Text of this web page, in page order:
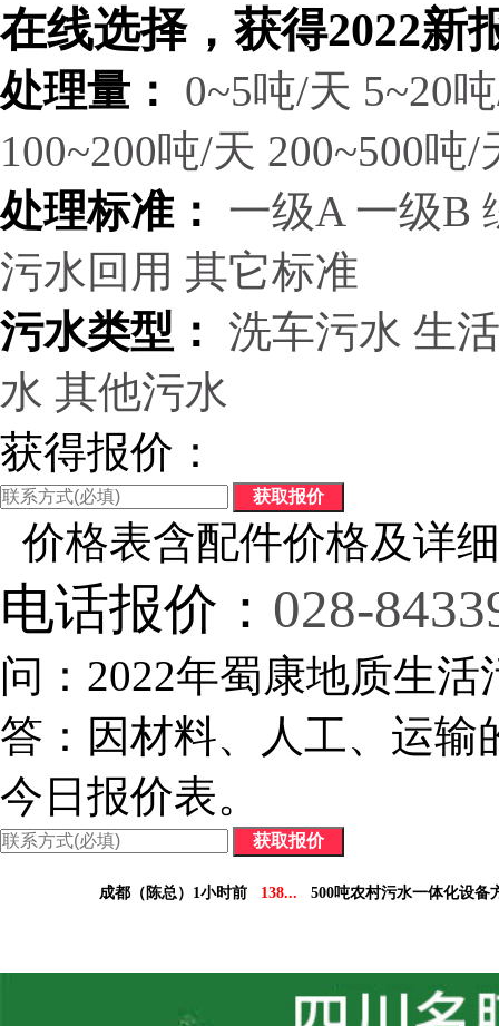
在线选择，获得2022新
处理量： 0~5吨/天 5~20
100~200吨/天 200~500吨/
处理标准：
一级A 一级B
污水回用 其它标准
污水类型：
洗车污水 生
水 其他污水
获得报价：
价格表含配件价格及详
电话报价： 028-
问：2022年蜀康地质生
答：因材料、人工、运输
今日报价表。
成都（陈总）1小时前 138... 500吨农村污水一体化设备
136... 5吨小型污水处理设备